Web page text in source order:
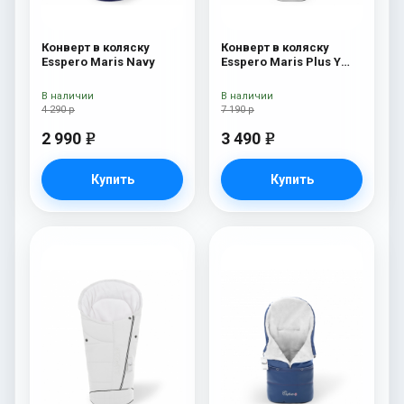
Конверт в коляску
Esspero Maris Navy
4 290 р
2 990 e
Купить
В наличии
Конверт в коляску
Esspero Maris Plus Y
мех) Milk
7 190 р
3 490 e
Купить
В наличии